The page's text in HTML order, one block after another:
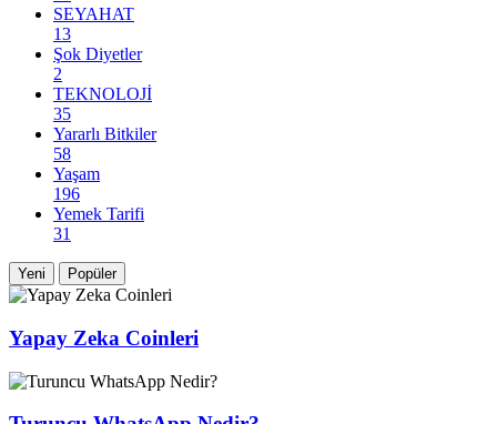
SEYAHAT
13
Şok Diyetler
2
TEKNOLOJİ
35
Yararlı Bitkiler
58
Yaşam
196
Yemek Tarifi
31
Yeni Popüler
Yapay Zeka Coinleri